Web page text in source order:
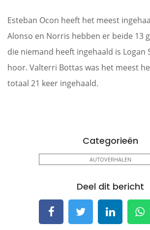
Esteban Ocon heeft het meest
Alonso en Norris hebben er beide 13
die niemand heeft ingehaald is Logan
hoor. Valterri Bottas was het meest
totaal 21 keer ingehaald.
Categorieën
AUTOVERHALEN
Deel dit bericht